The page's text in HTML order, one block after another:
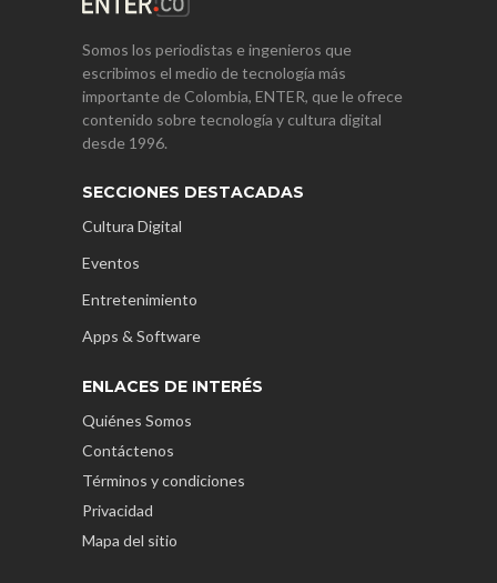
Somos los periodistas e ingenieros que
escribimos el medio de tecnología más
importante de Colombia, ENTER, que le ofrece
contenido sobre tecnología y cultura digital
desde 1996.
SECCIONES DESTACADAS
Cultura Digital
Eventos
Entretenimiento
Apps & Software
ENLACES DE INTERÉS
Quiénes Somos
Contáctenos
Términos y condiciones
Privacidad
Mapa del sitio